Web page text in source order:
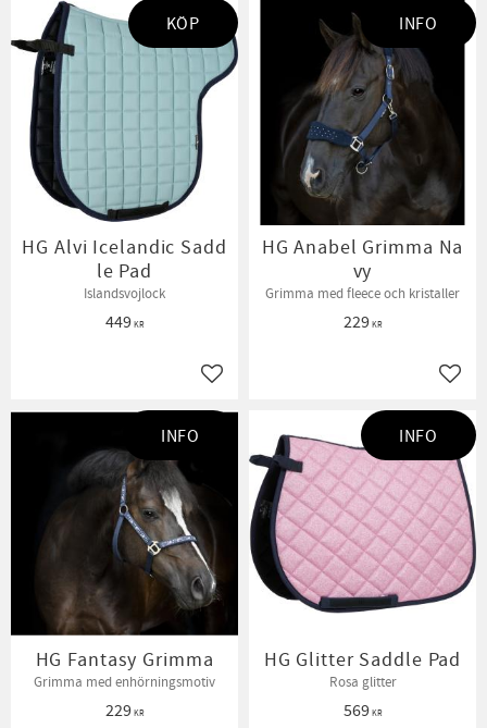
HG Alvi Icelandic Sadd
le Pad
Islandsvojlock
449KR
Lägg till i favoriter
KÖP
HG Anabel Grimma Na
vy
Grimma med fleece och kristaller
229KR
INFO
HG Fantasy Grimma
Grimma med enhörningsmotiv
229KR
INFO
HG Glitter Saddle Pad
Rosa glitter
569KR
INFO